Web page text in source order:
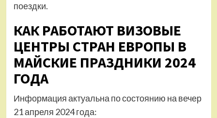
поездки.
КАК РАБОТАЮТ ВИЗОВЫЕ
ЦЕНТРЫ СТРАН ЕВРОПЫ В
МАЙСКИЕ ПРАЗДНИКИ 2024
ГОДА
Информация актуальна по состоянию на вечер
21 апреля 2024 года: